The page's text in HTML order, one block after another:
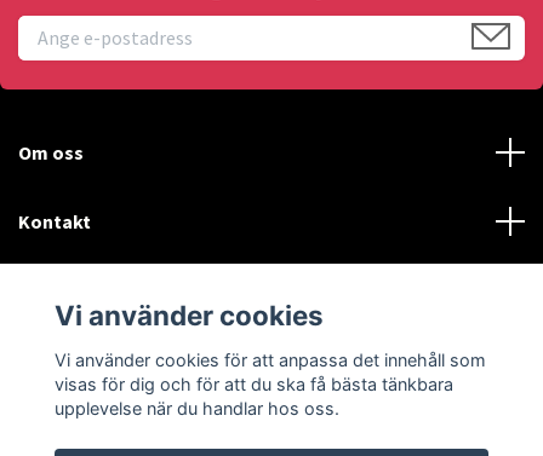
Om oss
Kontakt
Sociala medier
Vi använder cookies
Vi använder cookies för att anpassa det innehåll som
visas för dig och för att du ska få bästa tänkbara
upplevelse när du handlar hos oss.